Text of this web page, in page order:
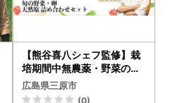
【熊谷喜八シェフ監修】栽
培期間中無農薬・野菜のプ
ロが選ぶ. 旬の野菜・卵・天
然塩 全６～８品詰め合わせ
広島県三原市
(0)